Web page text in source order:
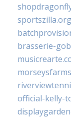
sportszilla.org
brasserie-
official-kelly-